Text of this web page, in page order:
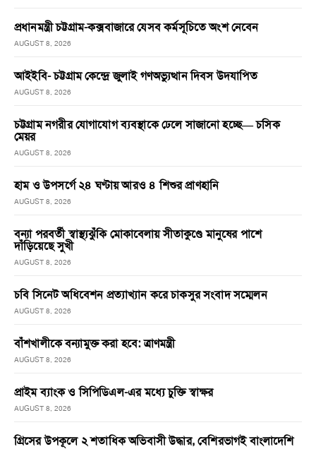
প্রধানমন্ত্রী চট্টগ্রাম-কক্সবাজারে যেসব কর্মসূচিতে অংশ নেবেন
AUGUST 8, 2026
আইইবি- চট্টগ্রাম কেন্দ্রে জুলাই গণঅভ্যুত্থান দিবস উদযাপিত
AUGUST 8, 2026
চট্টগ্রাম নগরীর যোগাযোগ ব্যবস্থাকে ঢেলে সাজানো হচ্ছে— চসিক
মেয়র
AUGUST 8, 2026
হাম ও উপসর্গে ২৪ ঘণ্টায় আরও ৪ শিশুর প্রাণহানি
AUGUST 8, 2026
বন্যা পরবর্তী স্বাস্থ্যঝুঁকি মোকাবেলায় সীতাকুণ্ডে মানুষের পাশে
দাঁড়িয়েছে সুখী
AUGUST 8, 2026
চবি সিনেট অধিবেশন প্রত্যাখ্যান করে চাকসুর সংবাদ সম্মেলন
AUGUST 8, 2026
বাঁশখালীকে বন্যামুক্ত করা হবে: ত্রাণমন্ত্রী
AUGUST 8, 2026
প্রাইম ব্যাংক ও সিপিডিএল-এর মধ্যে চুক্তি স্বাক্ষর
AUGUST 8, 2026
গ্রিসের উপকূলে ২ শতাধিক অভিবাসী উদ্ধার, বেশিরভাগই বাংলাদেশি